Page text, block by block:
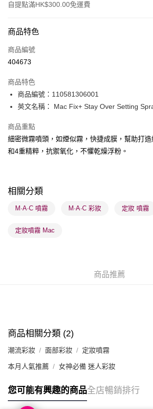
自提點滿HK$300.00免運費
信用卡
Apple Pay
PayMe
WeChat Pay
BoC Pay
送貨方式
每筆HK$65.00，滿HK$300.00或以上免運費
確認發貨後1-3 工作天送達，訂單將隨機分配至
(香港門市) 只顯示可選門市。確認發貨後2-5個
取。逾期會取消訂單，並不會安排重寄
商品特色
商品編號
404673
商品特色
商品編號：110581306001
英文名稱： Mac Fix+ Stay Over Setting
商品重點
細密微霧噴頭，如煙似霧，快捷成膜，幫助打
和4重精粹，抗禦氧化，不懼乾燥浮粉。
相關分類
M·A·C 噴霧 M·A·C 彩妝 定妝 噴霧
定妝噴霧 Mac
商品推薦
商品相關分類 (2)
潮流彩妝 面部彩妝 定妝噴霧
本月人氣推薦 女神必備 迷人彩妝
您可能有興趣的商品全店暢銷排行